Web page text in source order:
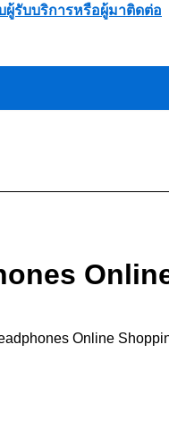
รับบริการหรือผู้มาติดต่อ
Online